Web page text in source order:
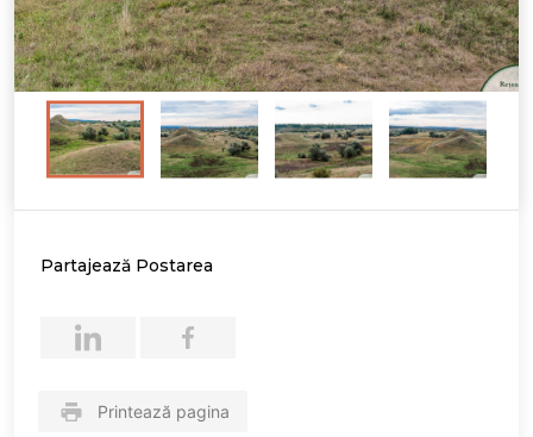
Partajează Postarea
Printează pagina